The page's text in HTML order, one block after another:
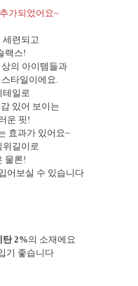
가되었어요~
세련되고
랙스!
의 아이템들과
타일이에요.
테일로
있어 보이는
운 핏!
효과가 있어요~
위길이로
물론!
어보실 수 있습니다
탄 2%의 소재에요
기 좋습니다